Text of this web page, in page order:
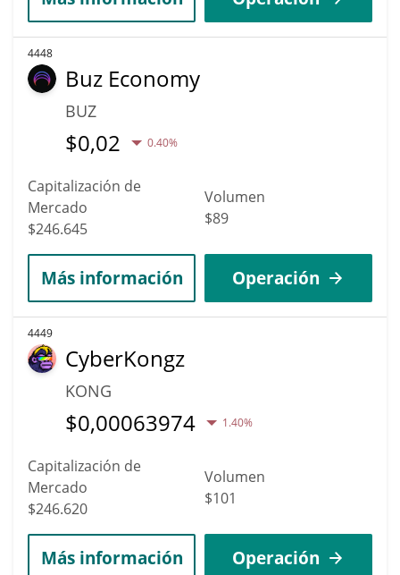
4448
Buz Economy
BUZ
$0,02 0.40%
Capitalización de
Mercado
$246.645
Volumen
$89
Más información Operación
4449
CyberKongz
KONG
$0,00063974 1.40%
Capitalización de
Mercado
$246.620
Volumen
$101
Más información Operación